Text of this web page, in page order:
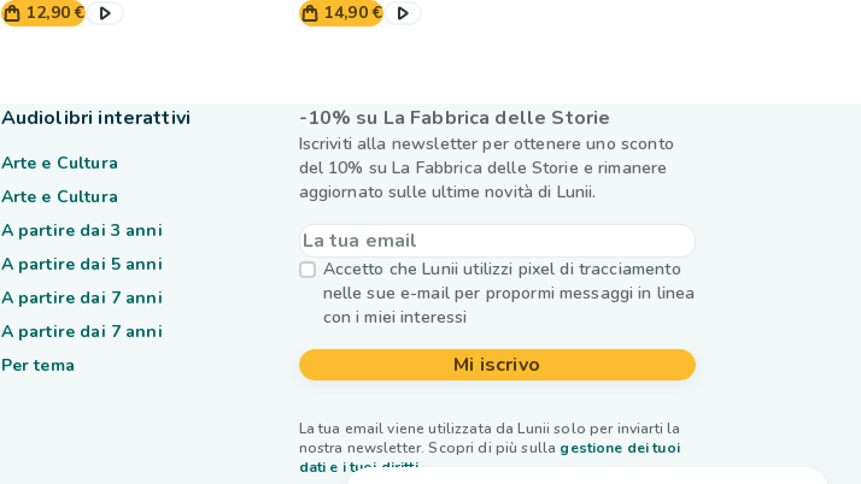
12,90 €
14,90 €
-10% su La Fabbrica delle Storie
Iscriviti alla newsletter per ottenere uno sconto
del 10% su La Fabbrica delle Storie e rimanere
aggiornato sulle ultime novità di Lunii.
Accetto che Lunii utilizzi pixel di tracciamento
nelle sue e-mail per propormi messaggi in linea
con i miei interessi
Mi iscrivo
La tua email viene utilizzata da Lunii solo per inviarti la
nostra newsletter. Scopri di più sulla gestione dei tuoi
dati e i tuoi diritti.
Audiolibri interattivi
Arte e Cultura
Arte e Cultura
A partire dai 3 anni
A partire dai 5 anni
A partire dai 7 anni
A partire dai 7 anni
Per tema